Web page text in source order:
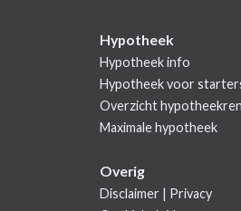
Hypotheek
Hypotheek info
Hypotheek voor
Overzicht
Maximale hypotheek
Overig
Disclaimer | Privacy